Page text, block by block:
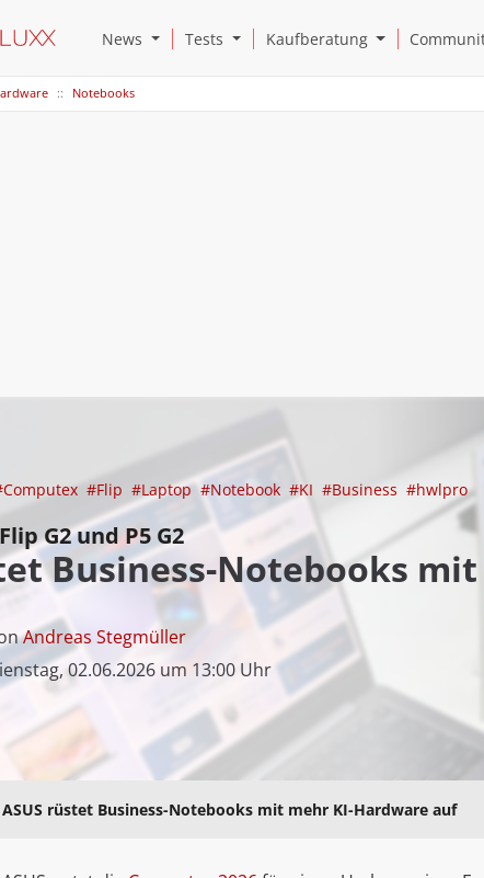
News Open News Submenu
Tests Open Tests Submenu
Kaufberatung Open
Notebooks
#Flip #Laptop #Notebook #KI #Business #hwlpro
G2 und P5 G2
Business-Notebooks
Andreas Stegmüller
02.06.2026 um 13:00 Uhr
ASUS rüstet Business-Notebooks mit mehr KI-Hardware auf